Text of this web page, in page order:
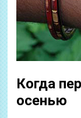
Когда
осенью